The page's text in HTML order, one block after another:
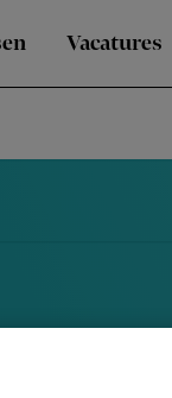
Vacatures